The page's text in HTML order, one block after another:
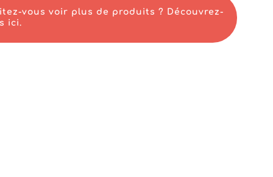
vous voir plus de produits ? Découvrez-
ici.